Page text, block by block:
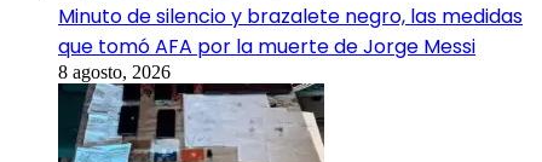
Minuto de silencio y brazalete negro, las medidas
que tomó AFA por la muerte de Jorge Messi
8 agosto, 2026